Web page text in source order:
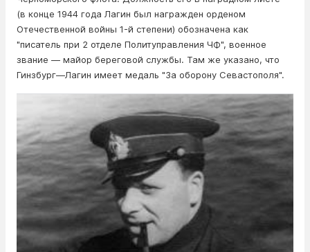
(в конце 1944 года Лагин был награжден орденом
Отечественной войны 1-й степени) обозначена как
"писатель при 2 отделе Политуправления ЧФ", военное
звание — майор береговой службы. Там же указано, что
Гинзбург—Лагин имеет медаль "За оборону Севастополя".